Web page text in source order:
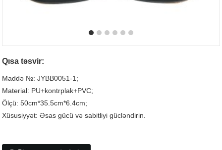
Qısa təsvir:
Maddə №: JYBB0051-1;
Material: PU+kontrplak+PVC;
Ölçü: 50cm*35.5cm*6.4cm;
Xüsusiyyət: Əsas gücü və sabitliyi gücləndirin.